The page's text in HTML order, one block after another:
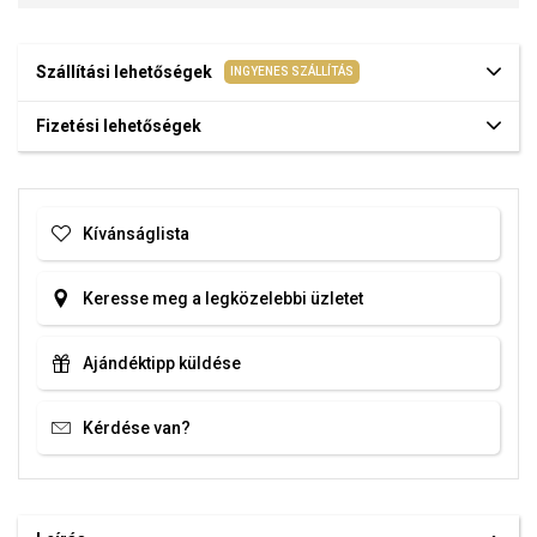
Szállítási lehetőségek INGYENES SZÁLLÍTÁS
Fizetési lehetőségek
Kívánságlista
Keresse meg a legközelebbi üzletet
Ajándéktipp küldése
Kérdése van?